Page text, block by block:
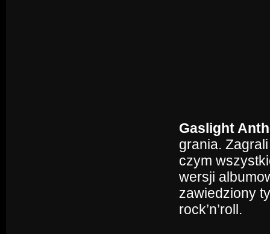
Gaslight
grania.
czym
wersji
zawiedziony
rock’n’roll.